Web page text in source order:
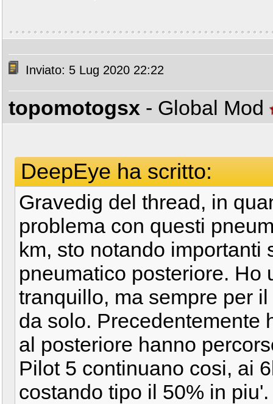
Inviato: 5 Lug 2020 22:22
topomotogsx - Global Mod
DeepEye ha scritto:
Gravedig del thread, in
problema con questi
km, sto notando importanti
pneumatico posteriore. Ho
tranquillo, ma sempre per
da solo. Precedentemente
al posteriore hanno
Pilot 5 continuano cosi, ai
costando tipo il 50% in